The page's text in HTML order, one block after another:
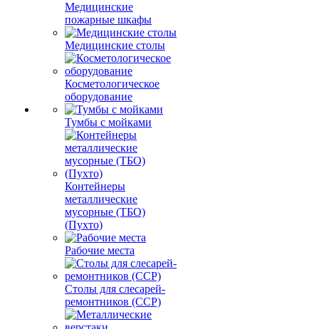
Медицинские
пожарные шкафы
Медицинские столы
Косметологическое
оборудование
Тумбы с мойками
Контейнеры
металлические
мусорные (ТБО)
(Пухто)
Рабочие места
Столы для слесарей-
ремонтников (ССР)